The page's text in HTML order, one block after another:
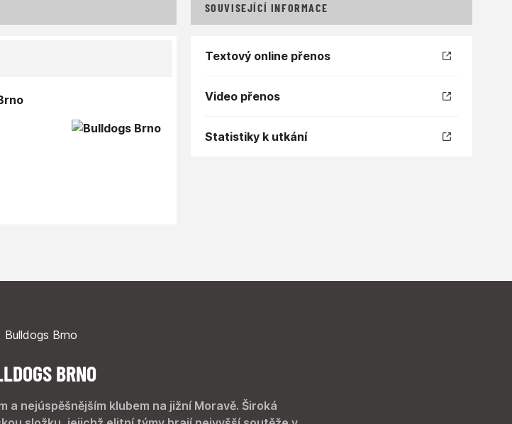
SOUVISEJÍCÍ INFORMACE
Textový online přenos
Video přenos
Statistiky k utkání
BRNO
a nejúspěšnějším klubem na jižní Moravě. Široká